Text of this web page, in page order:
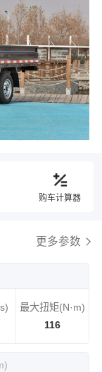
购车计算器
更多参数
最大扭矩(N·m)
116